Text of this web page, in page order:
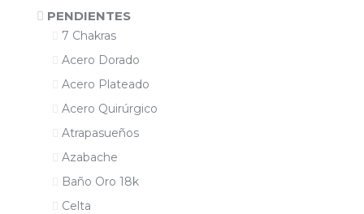
PENDIENTES
7 Chakras
Acero Dorado
Acero Plateado
Acero Quirúrgico
Atrapasueños
Azabache
Baño Oro 18k
Celta